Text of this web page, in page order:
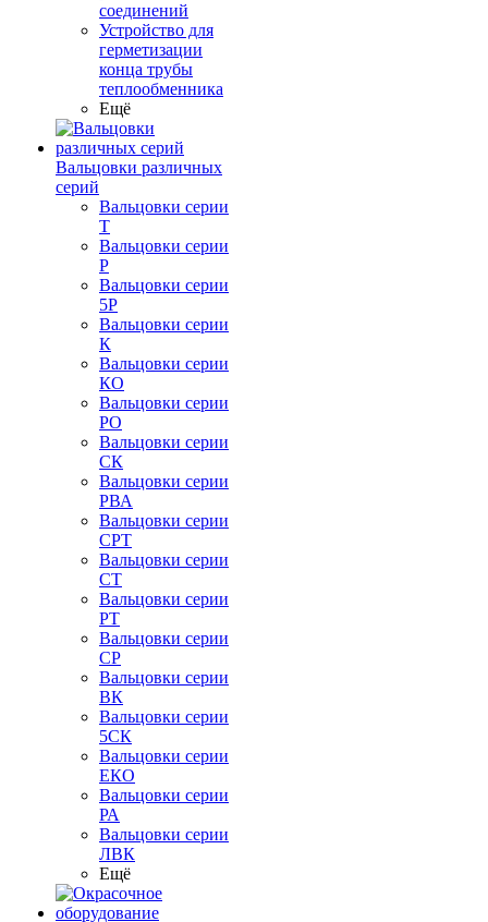
соединений
Устройство для
герметизации
конца трубы
теплообменника
Ещё
Вальцовки различных
серий
Вальцовки серии
Т
Вальцовки серии
Р
Вальцовки серии
5Р
Вальцовки серии
К
Вальцовки серии
КО
Вальцовки серии
РО
Вальцовки серии
СК
Вальцовки серии
РВА
Вальцовки серии
СРТ
Вальцовки серии
СТ
Вальцовки серии
РТ
Вальцовки серии
СР
Вальцовки серии
ВК
Вальцовки серии
5СК
Вальцовки серии
ЕКО
Вальцовки серии
РА
Вальцовки серии
ЛВК
Ещё